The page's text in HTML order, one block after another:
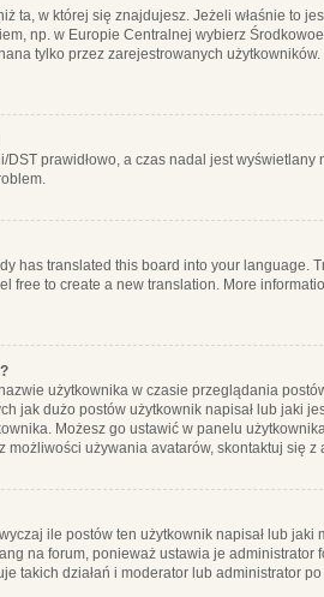
ta, w której się znajdujesz. Jeżeli właśnie to
np. w Europie Centralnej wybierz
tylko przez zarejestrowanych
prawidłowo, a czas nadal jest wyświetlany
has translated this board into your language.
free to create a new translation. More
użytkownika w czasie przeglądania
jak dużo postów użytkownik napisał lub jaki
Możesz go ustawić w panelu
używania avatarów, skontaktuj się
ile postów ten użytkownik napisał lub jaki
na forum, ponieważ ustawia je administrator
takich działań i moderator lub administrator